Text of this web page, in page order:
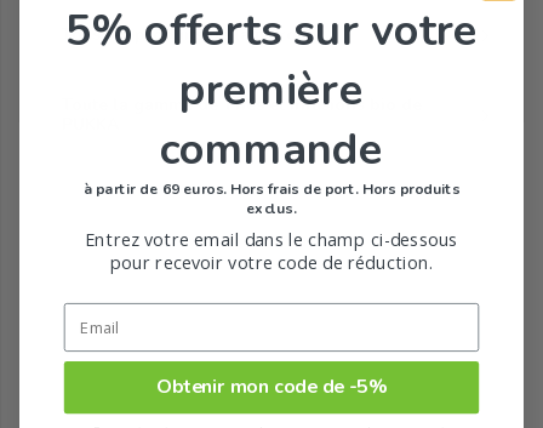
Tous les produits de la marque
Toute la gamme de Thés et infusions bio de
5% offerts sur votre
première
commande
à partir de 69 euros. Hors frais de port. Hors produits
exclus.
Entrez votre email dans le champ ci-dessous
pour recevoir votre code de réduction.
Obtenir mon code de -5%